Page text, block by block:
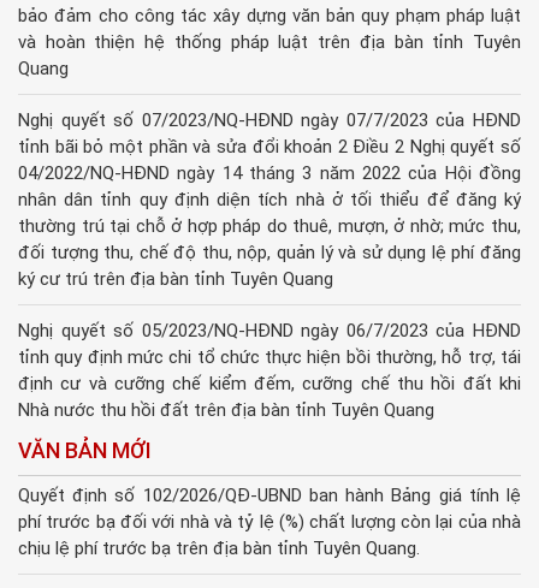
bảo đảm cho công tác xây dựng văn bản quy phạm pháp luật
và hoàn thiện hệ thống pháp luật trên địa bàn tỉnh Tuyên
Quang
Nghị quyết số 07/2023/NQ-HĐND ngày 07/7/2023 của HĐND
tỉnh bãi bỏ một phần và sửa đổi khoản 2 Điều 2 Nghị quyết số
04/2022/NQ-HĐND ngày 14 tháng 3 năm 2022 của Hội đồng
nhân dân tỉnh quy định diện tích nhà ở tối thiểu để đăng ký
thường trú tại chỗ ở hợp pháp do thuê, mượn, ở nhờ; mức thu,
đối tượng thu, chế độ thu, nộp, quản lý và sử dụng lệ phí đăng
ký cư trú trên địa bàn tỉnh Tuyên Quang
Nghị quyết số 05/2023/NQ-HĐND ngày 06/7/2023 của HĐND
tỉnh quy định mức chi tổ chức thực hiện bồi thường, hỗ trợ, tái
định cư và cưỡng chế kiểm đếm, cưỡng chế thu hồi đất khi
Nhà nước thu hồi đất trên địa bàn tỉnh Tuyên Quang
VĂN BẢN MỚI
Quyết định số 102/2026/QĐ-UBND ban hành Bảng giá tính lệ
phí trước bạ đối với nhà và tỷ lệ (%) chất lượng còn lại của nhà
chịu lệ phí trước bạ trên địa bàn tỉnh Tuyên Quang.